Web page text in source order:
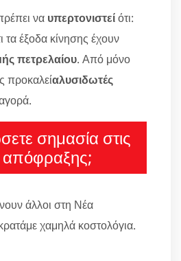
να υπερτονιστείότι:
τα έξοδα κίνησης έχουν
πετρελαίου. Από μόνο
προκαλείαλυσιδωτές
σημασία στις
απόφραξης;
άλλοι στη Νέα
χαμηλά κοστολόγια.